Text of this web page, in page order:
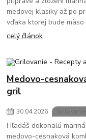
medovej klasiky až po
vďaka ktorej bude
celý článok
Medovo-
gril
30.04.2026
Hľadáš dokonalú
medovo-cesnaková